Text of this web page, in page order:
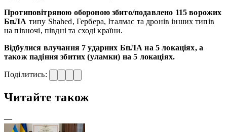
Протиповітряною обороною збито/подавлено 115 ворожих
БпЛА типу Shahed, Гербера, Італмас та дронів інших типів
на півночі, півдні та сході країни.
Відбулися влучання 7 ударних БпЛА на 5 локаціях, а
також падіння збитих (уламки) на 5 локаціях.
Поділитись:
Читайте також
—